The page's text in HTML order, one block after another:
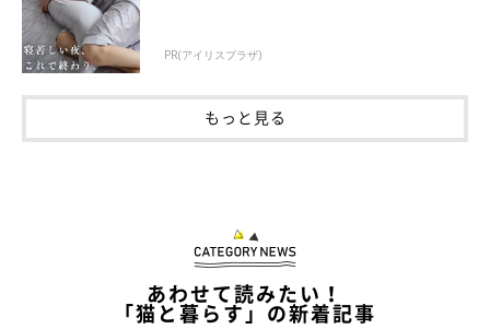
猫の耳は、なんと180度も動くほど可動域が広く、その角度や力
の入り具合などによってさまざまな変化を見ることができます。
具体的な耳の変化ごとの猫の感情をご紹介します。
何も感じておらず気持ちが穏やかなときや、暇だと感じていると
きには、力まず耳をまっすぐに立てていることが多いです。
PR(アイリスプラザ)
もっと見る
あわせて読みたい！
「猫と暮らす」の新着記事